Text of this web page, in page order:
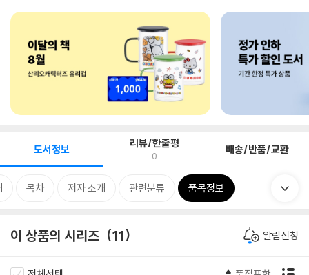
도서정보 리뷰/한줄평
0 배송/반품/교환
목차 저자 소개 관련분류 품목정보
이 상품의 시리즈 11 알림신청